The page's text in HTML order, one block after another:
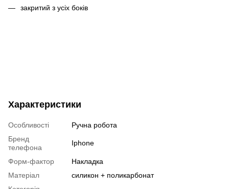
закритий з усіх боків
Характеристики
Особливості
Ручна робота
Бренд
телефона
Iphone
Форм-фактор
Накладка
Матеріал
силикон + поликарбонат